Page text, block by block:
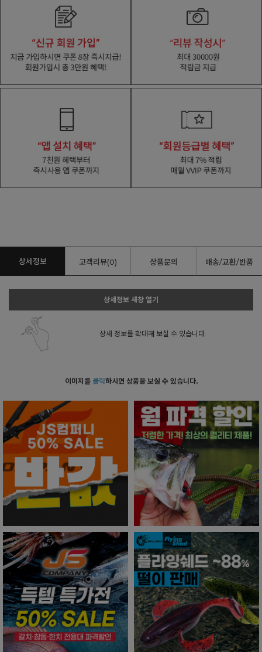
상세정보 고객리뷰(0) 상품문의 배송/교환/반품
상세정보 새창 열기
상세 정보를 확대해 보실 수 있습니다.
이미지를 클릭하시면 상품을 보실 수 있습니다.